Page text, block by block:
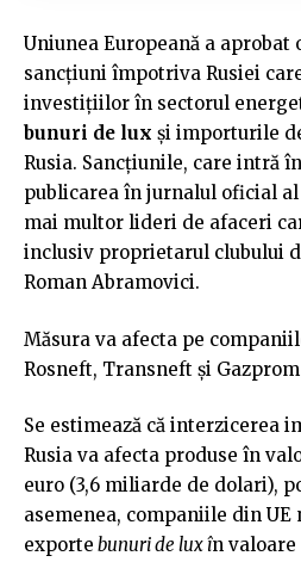
Uniunea Europeană a
sancțiuni împotriva Rusiei
investițiilor în sectorul
bunuri de lux și importurile
Rusia. Sancțiunile, care intră
publicarea în jurnalul oficial
mai multor lideri de afaceri
inclusiv proprietarul clubului
Roman Abramovici.
Măsura va afecta pe
Rosneft, Transneft și
Se estimează că interzicerea
Rusia va afecta produse în
euro (3,6 miliarde de dolari),
asemenea, companiile din UE
exporte bunuri de lux în valoare